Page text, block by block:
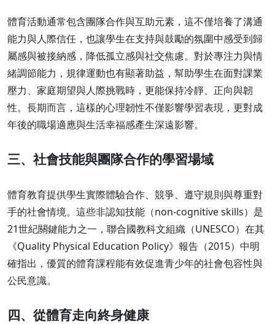
體育活動通常包含團隊合作與互助元素，這不僅培養了溝通
能力與人際信任，也讓學生在支持與鼓勵的氛圍中感受到歸
屬感與被接納感，降低孤立感與社交焦慮。對於專注力與情
緒調節能力，規律運動也有顯著助益，幫助學生在面對課業
壓力、家庭期望與人際挑戰時，更能保持冷靜、正向與韌
性。長期而言，這樣的心理韌性不僅影響學習表現，更對成
年後的職場適應與生活幸福感產生深遠影響。
三、社會技能與團隊合作的學習場域
體育教育提供學生實際體驗合作、競爭、遵守規則與尊重對
手的社會情境。這些非認知技能（non-cognitive skills）是
21世紀關鍵能力之一，聯合國教科文組織（UNESCO）在其
《Quality Physical Education Policy》報告（2015）中明
確指出，優質的體育課程能有效促進青少年的社會包容性與
公民意識。
四、從體育走向終身健康